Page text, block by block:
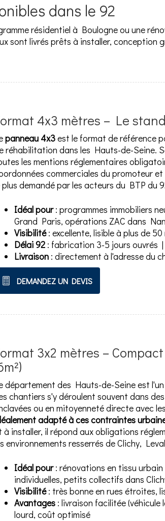
dans le 92
résidentiel à Boulogne ou une
sont livrés prêts à installer, conception
4x3 mètres – Le
panneau 4x3est le format de référence
réhabilitation dans les Hauts-de-Seine.
les mentions réglementaires
commerciales du promoteur
plus demandé par les acteurs du BTP du
Idéal pour: programmes immobiliers
Grand Paris, opérations ZAC dans
Visibilité: excellente, lisible à plus de
Délai 92: fabrication 3-5 jours ouvrés
Livraison: directement à l'adresse du
DEMANDEZ UN DEVIS
3x2 mètres –
département des Hauts-de-Seine est
chantiers s'y déroulent souvent dans
ou en mitoyenneté directe avec
adapté à ces contraintes
à installer, il répond aux obligations
environnements resserrés de Clichy,
Idéal pour: rénovations en tissu urbain
individuelles, petits collectifs dans
Visibilité: très bonne en rues étroites,
Avantages: livraison facilitée (véhicule
lourd, coût optimisé